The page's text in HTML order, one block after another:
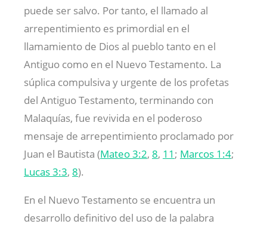
puede ser salvo. Por tanto, el llamado al
arrepentimiento es primordial en el
llamamiento de Dios al pueblo tanto en el
Antiguo como en el Nuevo Testamento. La
súplica compulsiva y urgente de los profetas
del Antiguo Testamento, terminando con
Malaquías, fue revivida en el poderoso
mensaje de arrepentimiento proclamado por
Juan el Bautista (Mateo 3:2, 8, 11 ; Marcos 1:4;
Lucas 3:3, 8).
En el Nuevo Testamento se encuentra un
desarrollo definitivo del uso de la palabra